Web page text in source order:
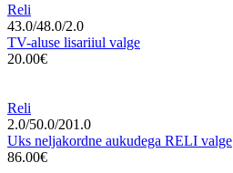
Reli
43.0/48.0/2.0
TV-aluse lisariiul valge
20.00€
Reli
2.0/50.0/201.0
Uks neljakordne aukudega RELI valge
86.00€